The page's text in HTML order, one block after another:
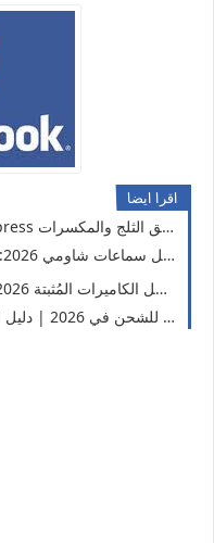
اقرا ايضا
أفضل الكاميرات المُثبتة 2026: دليل الفيديو الاحترافي بدون اهتزاز
أفضل 12 مصباح LED جيب قابل للشحن في 2026 | دليل الشراء الكامل